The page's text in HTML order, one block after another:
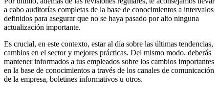
a cabo auditorías completas de la base de conocimientos a intervalos
definidos para asegurar que no se haya pasado por alto ninguna
actualización importante.
Es crucial, en este contexto, estar al día sobre las últimas tendencias,
cambios en el sector y mejores prácticas. Del mismo modo, deberás
mantener informados a tus empleados sobre los cambios importantes
en la base de conocimientos a través de los canales de comunicación
de la empresa, boletines informativos u otros.